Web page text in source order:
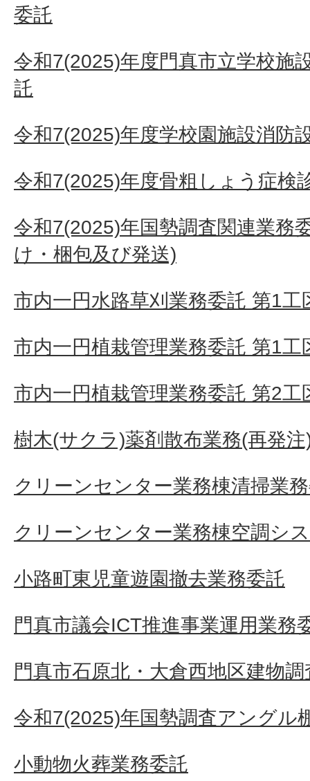
委託
令和7(2025)年度門真市立学校施
託
令和7(2025)年度学校園施設消防
令和7(2025)年度骨粗しょう症検
令和7(2025)年国勢調査関連業務
け・梱包及び発送)
市内一円水路草刈業務委託 第1工
市内一円植栽管理業務委託 第1工
市内一円植栽管理業務委託 第2工
樹木(サクラ)薬剤散布業務(再発注
クリーンセンター業務棟清掃業
クリーンセンター業務棟空調シ
小路町東児童遊園撤去業務委託
門真市議会ICT推進事業運用業務
門真市石原北・大倉西地区建物
令和7(2025)年国勢調査アングル
小動物火葬業務委託